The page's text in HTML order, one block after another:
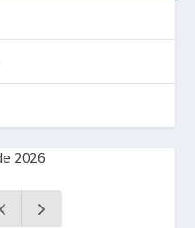
2026